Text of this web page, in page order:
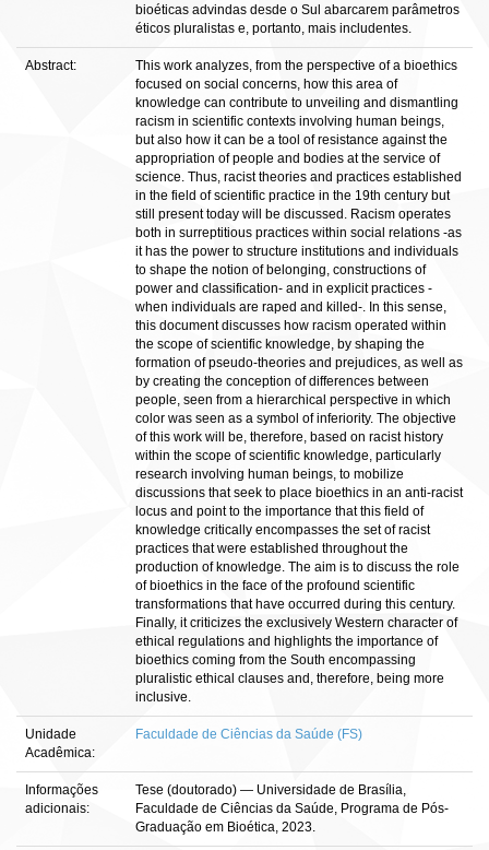
bioéticas advindas desde o Sul abarcarem parâmetros
éticos pluralistas e, portanto, mais includentes.
Abstract:
This work analyzes, from the perspective of a bioethics
focused on social concerns, how this area of
knowledge can contribute to unveiling and dismantling
racism in scientific contexts involving human beings,
but also how it can be a tool of resistance against the
appropriation of people and bodies at the service of
science. Thus, racist theories and practices established
in the field of scientific practice in the 19th century but
still present today will be discussed. Racism operates
both in surreptitious practices within social relations -as
it has the power to structure institutions and individuals
to shape the notion of belonging, constructions of
power and classification- and in explicit practices -
when individuals are raped and killed-. In this sense,
this document discusses how racism operated within
the scope of scientific knowledge, by shaping the
formation of pseudo-theories and prejudices, as well as
by creating the conception of differences between
people, seen from a hierarchical perspective in which
color was seen as a symbol of inferiority. The objective
of this work will be, therefore, based on racist history
within the scope of scientific knowledge, particularly
research involving human beings, to mobilize
discussions that seek to place bioethics in an anti-racist
locus and point to the importance that this field of
knowledge critically encompasses the set of racist
practices that were established throughout the
production of knowledge. The aim is to discuss the role
of bioethics in the face of the profound scientific
transformations that have occurred during this century.
Finally, it criticizes the exclusively Western character of
ethical regulations and highlights the importance of
bioethics coming from the South encompassing
pluralistic ethical clauses and, therefore, being more
inclusive.
Unidade
Acadêmica:
Faculdade de Ciências da Saúde (FS)
Informações
adicionais:
Tese (doutorado) — Universidade de Brasília,
Faculdade de Ciências da Saúde, Programa de Pós-
Graduação em Bioética, 2023.